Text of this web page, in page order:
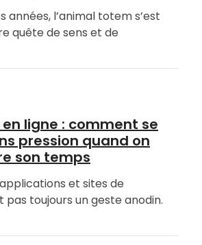
années, l’animal totem s’est
quête de sens et de
ligne : comment se
pression quand on
son temps
et sites de
pas toujours un geste anodin.